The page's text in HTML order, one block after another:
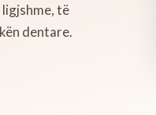
të
dentare.